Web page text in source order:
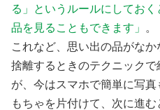
る」というルールにしてお
品を見ることもできます」
。
これなど、思い出の品がな
捨離するときのテクニック
が、今はスマホで簡単に写
もちゃを片付けて、次に進